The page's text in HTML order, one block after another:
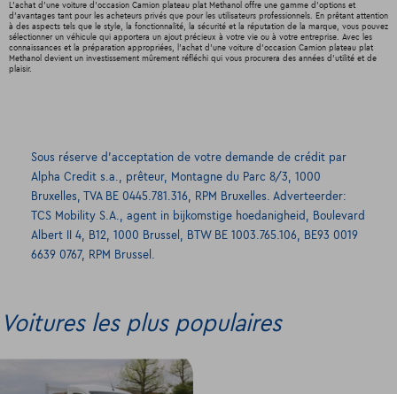
L'achat d'une voiture d'occasion Camion plateau plat Methanol offre une gamme d'options et
d'avantages tant pour les acheteurs privés que pour les utilisateurs professionnels. En prêtant attention
à des aspects tels que le style, la fonctionnalité, la sécurité et la réputation de la marque, vous pouvez
sélectionner un véhicule qui apportera un ajout précieux à votre vie ou à votre entreprise. Avec les
connaissances et la préparation appropriées, l'achat d'une voiture d'occasion Camion plateau plat
Methanol devient un investissement mûrement réfléchi qui vous procurera des années d'utilité et de
plaisir.
Sous réserve d’acceptation de votre demande de crédit par
Alpha Credit s.a., prêteur, Montagne du Parc 8/3, 1000
Bruxelles, TVA BE 0445.781.316, RPM Bruxelles. Adverteerder:
TCS Mobility S.A., agent in bijkomstige hoedanigheid, Boulevard
Albert II 4, B12, 1000 Brussel, BTW BE 1003.765.106, BE93 0019
6639 0767, RPM Brussel.
Voitures les plus populaires